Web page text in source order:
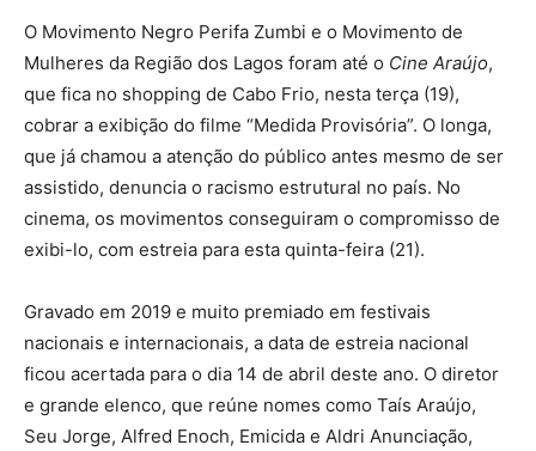
O Movimento Negro Perifa Zumbi e o Movimento de
Mulheres da Região dos Lagos foram até o Cine Araújo,
que fica no shopping de Cabo Frio, nesta terça (19),
cobrar a exibição do filme “Medida Provisória”. O longa,
que já chamou a atenção do público antes mesmo de ser
assistido, denuncia o racismo estrutural no país. No
cinema, os movimentos conseguiram o compromisso de
exibi-lo, com estreia para esta quinta-feira (21).
Gravado em 2019 e muito premiado em festivais
nacionais e internacionais, a data de estreia nacional
ficou acertada para o dia 14 de abril deste ano. O diretor
e grande elenco, que reúne nomes como Taís Araújo,
Seu Jorge, Alfred Enoch, Emicida e Aldri Anunciação,